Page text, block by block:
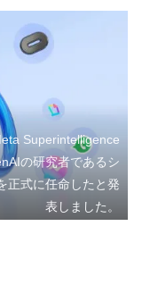
Superintelligence
の研究者であるシ
正式に任命したと発
表しました。